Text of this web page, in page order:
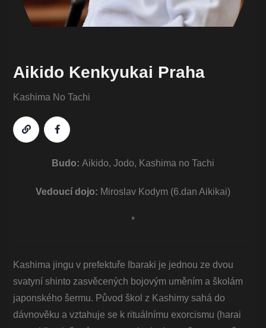
Aikido Kenkyukai Praha
Kashima No Tachi
Budo: Aikido, Jodo, Kashima no Tachi
Vedoucí dojo: Miroslav Kodym (6.dan Aikikai)
*
Kashima jingu v prefektuře Ibaraki je jednou ze dvou
svatyní shinto zasvěcených bojovým uměním a školám
japonského šermu. Původ škol z Kashimy sahá do
dávnověku a vztahuje se k rituálnímu exorcismu (harai